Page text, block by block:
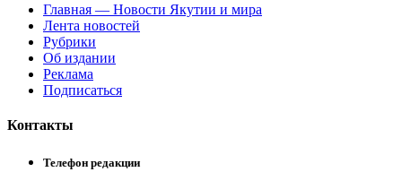
Главная — Новости Якутии и мира
Лента новостей
Рубрики
Об издании
Реклама
Подписаться
Контакты
Телефон редакции